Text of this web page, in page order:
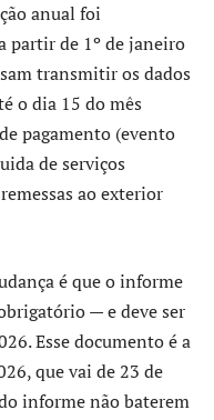
anual foi
partir de 1º de janeiro
transmitir os dados
o dia 15 do mês
pagamento (evento
de serviços
ao exterior
é que o informe
— e deve ser
Esse documento é a
que vai de 23 de
informe não baterem